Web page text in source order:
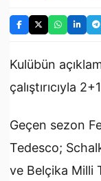
Kulübün
çalıştırıcıyla
Geçen sezon
Tedesco;
ve Belçika Milli